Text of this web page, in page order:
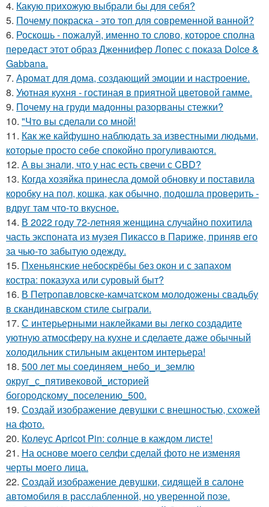
4. Какую прихожую выбрали бы для себя?
5. Почему покраска - это топ для современной ванной?
6. Роскошь - пожалуй, именно то слово, которое сполна
передаст этот образ Дженнифер Лопес с показа Dolce &
Gabbana.
7. Аромат для дома, создающий эмоции и настроение.
8. Уютная кухня - гостиная в приятной цветовой гамме.
9. Почему на груди мадонны разорваны стежки?
10. "Что вы сделали со мной!
11. Как же кайфушно наблюдать за известными людьми,
которые просто себе спокойно прогуливаются.
12. А вы знали, что у нас есть свечи с CBD?
13. Когда хозяйка принесла домой обновку и поставила
коробку на пол, кошка, как обычно, подошла проверить -
вдруг там что-то вкусное.
14. В 2022 году 72-летняя женщина случайно похитила
часть экспоната из музея Пикассо в Париже, приняв его
за чью-то забытую одежду.
15. Пхеньянские небоскрёбы без окон и с запахом
костра: показуха или суровый быт?
16. В Петропавловске-камчатском молодожены свадьбу
в скандинавском стиле сыграли.
17. С интерьерными наклейками вы легко создадите
уютную атмосферу на кухне и сделаете даже обычный
холодильник стильным акцентом интерьера!
18. 500 лет мы соединяем_небо_и_землю
округ_с_пятивековой_историей
богородскому_поселению_500.
19. Создай изображение девушки с внешностью, схожей
на фото.
20. Колеус Apricot Pin: солнце в каждом листе!
21. На основе моего селфи сделай фото не изменяя
черты моего лица.
22. Создай изображение девушки, сидящей в салоне
автомобиля в расслабленной, но уверенной позе.